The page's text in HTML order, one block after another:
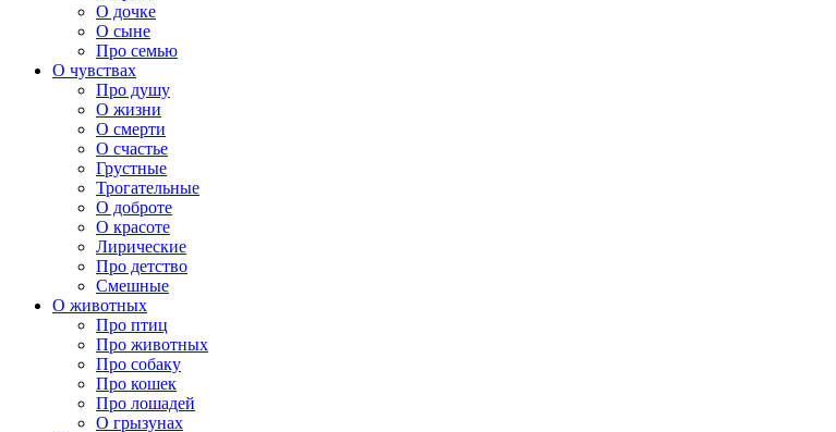
О дочке
О сыне
Про семью
О чувствах
Про душу
О жизни
О смерти
О счастье
Грустные
Трогательные
О доброте
О красоте
Лирические
Про детство
Смешные
О животных
Про птиц
Про животных
Про собаку
Про кошек
Про лошадей
О грызунах